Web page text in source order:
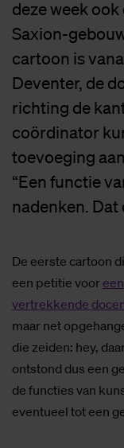
deze week
Saxion-
cartoon is
Deventer, de
richting de
coördinator
toevoeging
“Een functie
nadenken. Dat
De eerste cartoon
een petitie voor
vertrekkende
maar net
die zeiden: hey,
ontstond dus een
de functies van
eventueel tot een